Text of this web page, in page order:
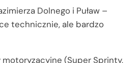
Dolnego i Puław –
technicznie, ale bardzo
motoryzacyjne (Super Sprinty,